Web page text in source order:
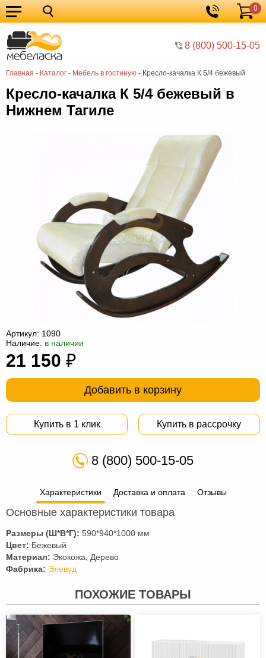
8 (800) 500-15-05
Корзина
0
Главная - Каталог - Мебель в гостиную - Кресло-качалка К 5/4 бежевый
Кухонные
гарнитуры
Мебель
для
кухни
Мебель
для
спальни
Кровати
Шкафы
Диваны
гостиную
прихожей
Офисная
компьютер
для
ванной
Мебель
трансформер
Матрасы
мешки
Мебель
из
Садовая
Кресло-качалка К 5/4 бежевый в
Нижнем Тагиле
Артикул: 1090
Наличие: в наличии
21 150 ₽
Добавить в корзину
Купить в 1 клик Купить в рассрочку
8 (800) 500-15-05
Характеристики Доставка и оплата Отзывы
Основные характеристики товара
Размеры (Ш*В*Г): 590*940*1000 мм
Цвет: Бежевый
Материал: Экокожа, Дерево
Фабрика: Элевуд
ПОХОЖИЕ ТОВАРЫ